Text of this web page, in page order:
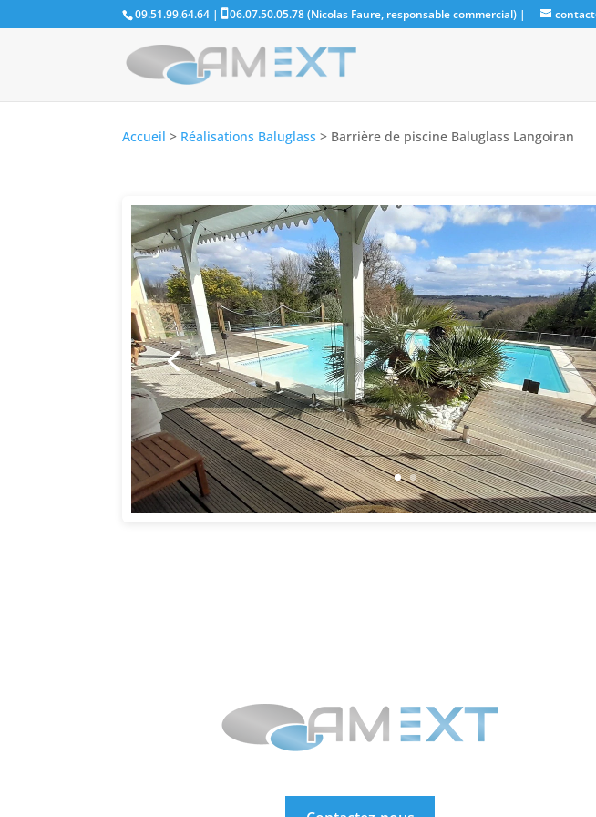
09.51.99.64.64 | 06.07.50.05.78 (Nicolas Faure, responsable commercial) |
Accueil > Réalisations Baluglass > Barrière de piscine Baluglass Langoiran